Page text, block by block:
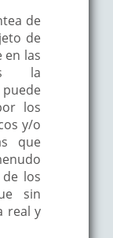
de
de
en las
la
los
y/o
que
los
sin
real y